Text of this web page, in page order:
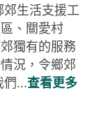
生活支援工
、關愛村
獨有的服務
況，令鄉郊
們...查看更多